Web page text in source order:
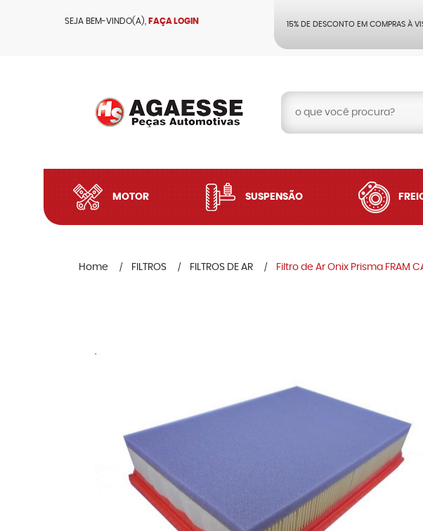
SEJA BEM-VINDO(A), FAÇA LOGIN 15% DE DESCONTO EM COMPRAS À
MOTOR SUSPENSÃO
Home FILTROS FILTROS DE AR Filtro de Ar Onix Prisma FRAM